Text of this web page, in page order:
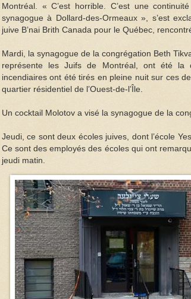
Montréal. « C’est horrible. C’est une
synagogue à Dollard-des-Ormeaux », s’est
juive B’nai Brith Canada pour le Québec,
Mardi, la synagogue de la congrégation Beth
représente les Juifs de Montréal, ont été la
incendiaires ont été tirés en pleine nuit sur ces
quartier résidentiel de l’Ouest-de-l’Île.
Un cocktail Molotov a visé la synagogue de la
Jeudi, ce sont deux écoles juives, dont l’école
Ce sont des employés des écoles qui ont
jeudi matin.